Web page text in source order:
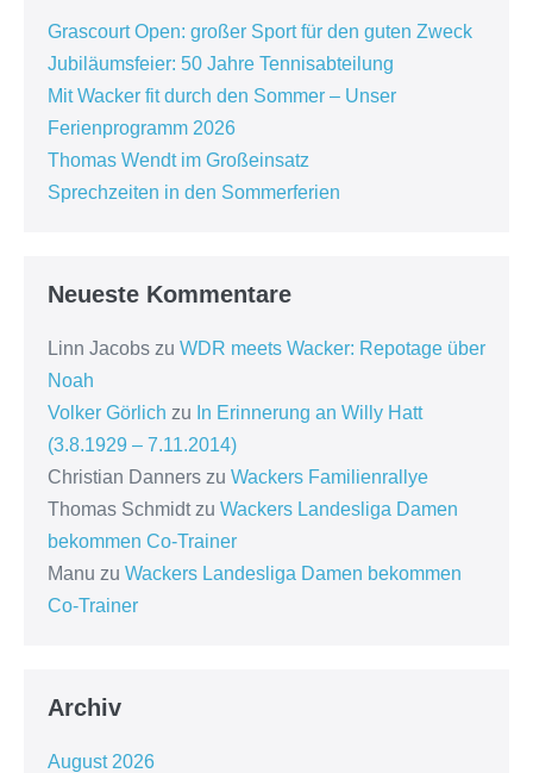
Grascourt Open: großer Sport für den guten Zweck
Jubiläumsfeier: 50 Jahre Tennisabteilung
Mit Wacker fit durch den Sommer – Unser
Ferienprogramm 2026
Thomas Wendt im Großeinsatz
Sprechzeiten in den Sommerferien
Neueste Kommentare
Linn Jacobs zu WDR meets Wacker: Repotage über
Noah
Volker Görlich zu In Erinnerung an Willy Hatt
(3.8.1929 – 7.11.2014)
Christian Danners zu Wackers Familienrallye
Thomas Schmidtzu Wackers Landesliga Damen
bekommen Co-Trainer
Manu zu Wackers Landesliga Damen bekommen
Co-Trainer
Archiv
August 2026